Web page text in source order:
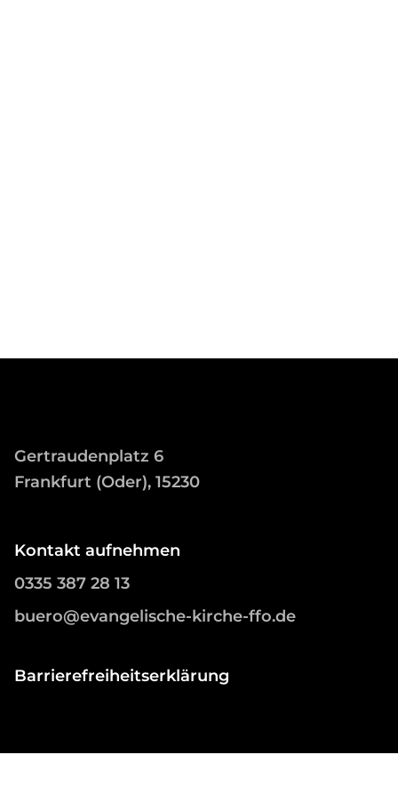
Gertraudenplatz 6
Frankfurt (Oder), 15230
Kontakt aufnehmen
0335 387 28 13
buero@evangelische-kirche-ffo.de
Barrierefreiheitserklärung